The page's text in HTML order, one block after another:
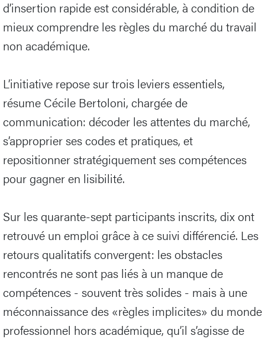
d’insertion rapide est considérable, à condition de
mieux comprendre les règles du marché du travail
non académique.
L’initiative repose sur trois leviers essentiels,
résume Cécile Bertoloni, chargée de
communication: décoder les attentes du marché,
s’approprier ses codes et pratiques, et
repositionner stratégiquement ses compétences
pour gagner en lisibilité.
Sur les quarante-sept participants inscrits, dix ont
retrouvé un emploi grâce à ce suivi différencié. Les
retours qualitatifs convergent: les obstacles
rencontrés ne sont pas liés à un manque de
compétences - souvent très solides - mais à une
méconnaissance des «règles implicites» du monde
professionnel hors académique, qu’il s’agisse de